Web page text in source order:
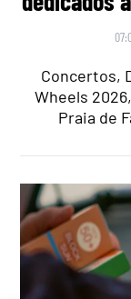
Concertos,
Wheels
Praia de